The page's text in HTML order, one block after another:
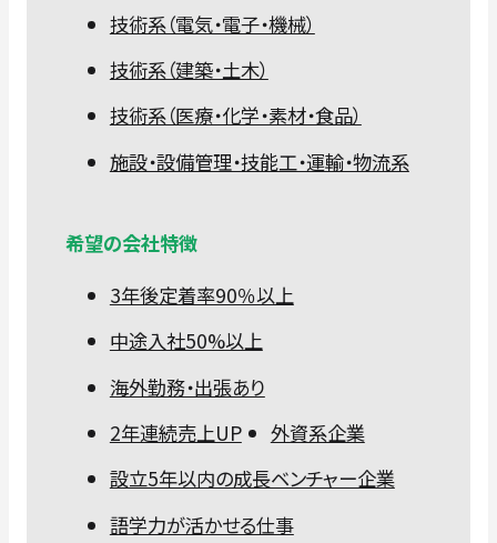
技術系（電気・電子・機械）
技術系（建築・土木）
技術系（医療・化学・素材・食品）
施設・設備管理・技能工・運輸・物流系
希望の会社特徴
3年後定着率90％以上
中途入社50%以上
海外勤務・出張あり
2年連続売上UP
外資系企業
設立5年以内の成長ベンチャー企業
語学力が活かせる仕事